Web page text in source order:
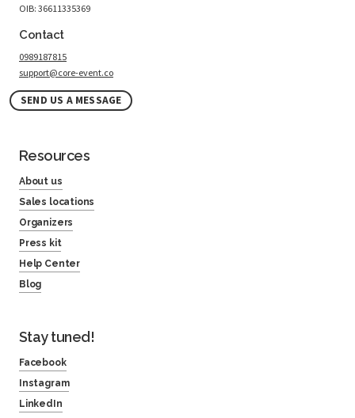
OIB: 36611335369
Contact
0989187815
support@core-event.co
SEND US A MESSAGE
Resources
About us
Sales locations
Organizers
Press kit
Help Center
Blog
Stay tuned!
Facebook
Instagram
LinkedIn